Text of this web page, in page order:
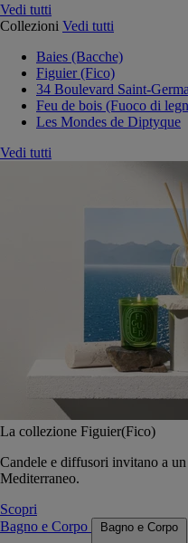
Vedi tutti
Collezioni Vedi tutti
Baies (Bacche)
Figuier (Fico)
34 Boulevard Saint-
Feu de bois (Fuoco di
Les Mondes de Diptyque
Vedi tutti
La collezione Figuier(Fico)
Candele e diffusori invitano a
Mediterraneo.
Scopri
Bagno e Corpo
Bagno e Corpo